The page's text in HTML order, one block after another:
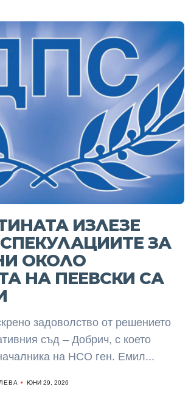
ИЗЛЕЗЕ
СПЕКУЛАЦИИТЕ ЗА
ОКОЛО
НА ПЕЕВСКИ СА
задоволство от решението
съд – Добрич, с което
на НСО ген. Емил...
ЮНИ 29, 2026